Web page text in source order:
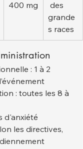
400 mg
des
grande
s races
: 1 à 2
: toutes les 8 à
d'anxiété
les directives,